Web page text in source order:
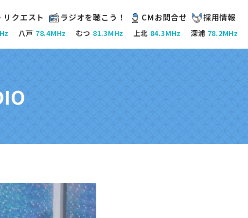
リクエスト ラジオを聴こう！ CMお問合せ 採用情報
八戸 78.4MHz むつ 81.3MHz 上北 84.3MHz 深浦 78.2MHz